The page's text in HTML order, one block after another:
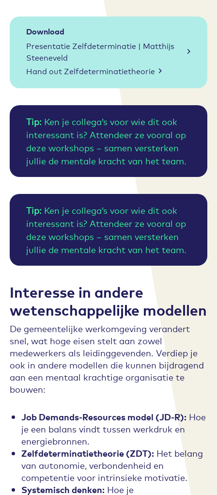
Download
Presentatie Zelfdeterminatie | Matthijs
Steeneveld
Hand out Zelfdeterminatietheorie
Tip: Ken je collega’s voor wie dit ook
interessant is? Attendeer ze vooral op
deze workshops – samen versterken
jullie de mentale kracht van het team.
Tip: Ken je collega’s voor wie dit ook
interessant is? Attendeer ze vooral op
deze workshops – samen versterken
jullie de mentale kracht van het team.
Interesse in andere
wetenschappelijke modellen
De gemeentelijke werkomgeving verandert
snel, wat hoge eisen stelt aan zowel
medewerkers als leidinggevenden. Verdiep je
ook in andere modellen die kunnen bijdragend
aan een mentaal krachtige organisatie te
bouwen:
Job Demands-Resources model (JD-R): Hoe
je een balans vindt tussen werkdruk en
energiebronnen.
Zelfdeterminatietheorie (ZDT): Het belang
van autonomie, verbondenheid en
competentie voor intrinsieke motivatie.
Systemisch denken: Hoe je